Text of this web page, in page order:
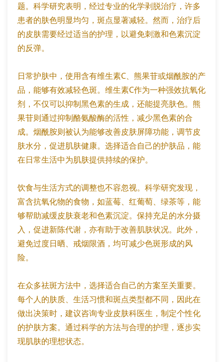
题。科学研究表明，经过专业的化学剥脱治疗，许多
患者的肤色明显均匀，斑点显著减轻。然而，治疗后
的皮肤需要经过适当的护理，以避免刺激和色素沉淀
的反弹。
日常护肤中，使用含有维生素C、熊果苷或烟酰胺的产
品，能够有效减轻色斑。维生素C作为一种强效抗氧化
剂，不仅可以抑制黑色素的生成，还能提亮肤色。熊
果苷则通过抑制酪氨酸酶的活性，减少黑色素的合
成。烟酰胺则被认为能够改善皮肤屏障功能，调节皮
肤水分，促进肌肤健康。选择适合自己的护肤品，能
在日常生活中为肌肤提供持续的保护。
饮食与生活方式的调整也不容忽视。科学研究发现，
富含抗氧化物的食物，如蓝莓、红葡萄、绿茶等，能
够帮助减缓皮肤衰老和色素沉淀。保持充足的水分摄
入，促进新陈代谢，亦有助于改善肌肤状况。此外，
避免过度日晒、戒烟限酒，均可减少色斑形成的风
险。
在众多祛斑方法中，选择适合自己的方案至关重要。
每个人的肤质、生活习惯和斑点类型都不同，因此在
做出决策时，建议咨询专业皮肤科医生，制定个性化
的护肤方案。通过科学的方法与合理的护理，逐步实
现肌肤的理想状态。